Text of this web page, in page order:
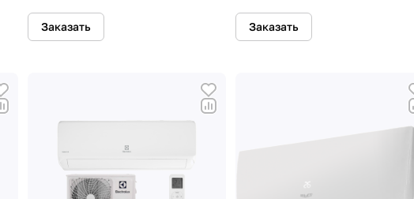
Заказать Заказать